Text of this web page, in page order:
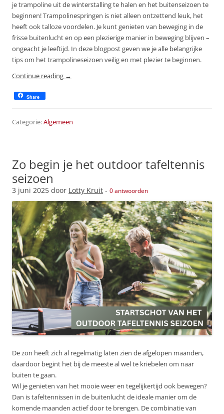
je trampoline uit de winterstalling te halen en het buitenseizoen te
beginnen! Trampolinespringen is niet alleen ontzettend leuk, het
heeft ook talloze voordelen. Je kunt genieten van beweging in de
frisse buitenlucht en op een plezierige manier in beweging blijven –
ongeacht je leeftijd. In deze blogpost geven we je alle belangrijke
tips om het trampolineseizoen veilig en met plezier te beginnen.
Continue reading →
Share
Categorie:Algemeen
Zo begin je het outdoor tafeltennis
seizoen
3 juni 2025 door Lotty Kruit - 0 antwoorden
De zon heeft zich al regelmatig laten zien de afgelopen maanden,
daardoor begint het bij de meeste al wel te kriebelen om naar
buiten te gaan.
Wil je genieten van het mooie weer en tegelijkertijd ook bewegen?
Dan is tafeltennissen in de buitenlucht de ideale manier om de
komende maanden actief door te brengen. De combinatie van